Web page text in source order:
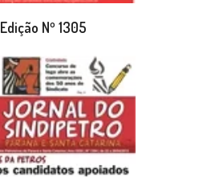
Edição Nº 1305